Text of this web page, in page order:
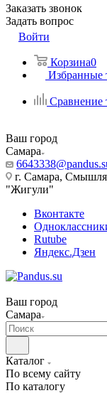
Заказать звонок
Задать вопрос
Войти
Корзина0
Избранные
Сравнение
Ваш город
Самара
г. Самара,
"Жигули"
Вконтакте
Rutube
Яндекс.Дзен
Ваш город
Самара
Каталог
По всему сайту
По каталогу